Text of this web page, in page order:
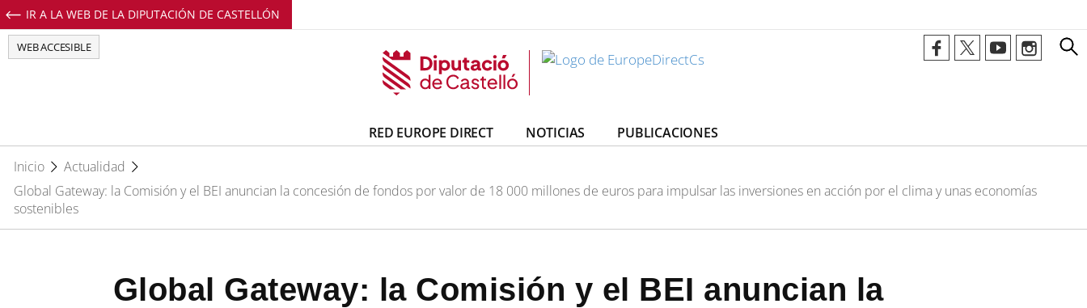
IR A LA WEB DE LA DIPUTACIÓN DE CASTELLÓN
WEB ACCESIBLE
RED EUROPE DIRECT NOTICIAS
PUBLICACIONES
Inicio
Actualidad
Global Gateway: la Comisión y el BEI anuncian la concesión de fondos por valor de 18 000 millones de euros para impulsar las inversiones en acción por el clima y unas economías
sostenibles
Global Gateway: la Comisión y el BEI anuncian la